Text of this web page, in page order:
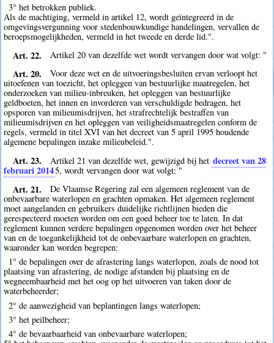
3° het betrokken publiek.
Als de machtiging, vermeld in artikel 12, wordt geïntegreerd in de
omgevingsvergunning voor stedenbouwkundige handelingen, vervallen de
beroepsmogelijkheden, vermeld in het tweede en derde lid.".
Art. 22. Artikel 20 van dezelfde wet wordt vervangen door wat volgt: "
Art. 20.
Voor deze wet en de uitvoeringsbesluiten ervan verloopt het
uitoefenen van toezicht, het opleggen van bestuurlijke maatregelen, het
onderzoeken van milieu-inbreuken, het opleggen van bestuurlijke
geldboeten, het innen en invorderen van verschuldigde bedragen, het
opsporen van milieumisdrijven, het strafrechtelijk bestraffen van
milieumisdrijven en het opleggen van veiligheidsmaatregelen conform de
regels, vermeld in titel XVI van het decreet van 5 april 1995 houdende
algemene bepalingen inzake milieubeleid.".
Art. 23. Artikel 21 van dezelfde wet, gewijzigd bij het decreet van 28
februari 20145, wordt vervangen door wat volgt: "
Art. 21.
De Vlaamse Regering zal een algemeen reglement van de
onbevaarbare waterlopen en grachten opmaken. Het algemeen reglement
moet aangelanden en gebruikers duidelijke richtlijnen bieden die
gerespecteerd moeten worden om een goed beheer toe te laten. In dat
reglement kunnen verdere bepalingen opgenomen worden over het beheer
van en de toegankelijkheid tot de onbevaarbare waterlopen en grachten,
waaronder kan worden begrepen:
1° de bepalingen over de afrastering langs waterlopen, zoals de nood tot
plaatsing van afrastering, de nodige afstanden bij plaatsing en de
wegneembaarheid met het oog op het uitvoeren van taken door de
waterbeheerder;
2° de aanwezigheid van beplantingen langs waterlopen;
3° het peilbeheer;
4° de bevaarbaarheid van onbevaarbare waterlopen;